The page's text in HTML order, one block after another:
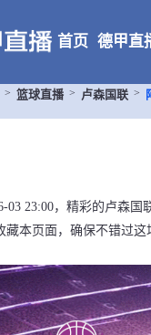
首页 德甲直
篮球直播 卢森国联
03 23:00，精彩的卢森
藏本页面，确保不错过这